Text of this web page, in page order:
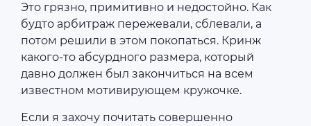
Это грязно, примитивно и недостойно. Как
будто арбитраж пережевали, сблевали, а
потом решили в этом покопаться. Кринж
какого-то абсурдного размера, который
давно должен был закончиться на всем
известном мотивирующем кружочке.
Если я захочу почитать совершенно